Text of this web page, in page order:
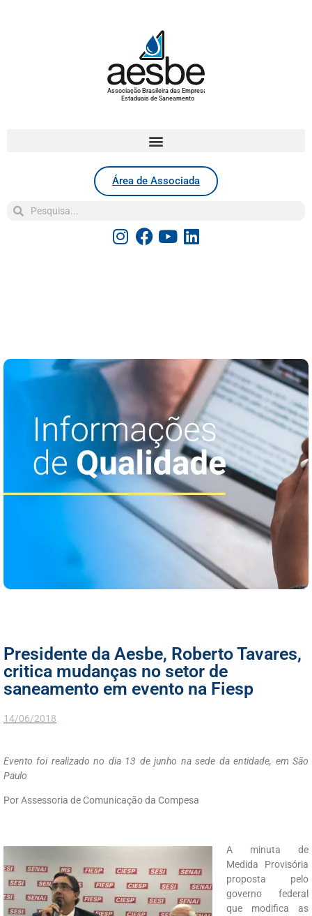
Associação Brasileira das Empresas
Estaduais de Saneamento
Área de Associada
Presidente da Aesbe, Roberto Tavares,
critica mudanças no setor de
saneamento em evento na Fiesp
14/06/2018
Evento foi realizado no dia 13 de junho na sede da entidade, em São
Paulo
Por Assessoria de Comunicação da Compesa
A minuta de
Medida Provisória
proposta pelo
governo federal
que modifica as